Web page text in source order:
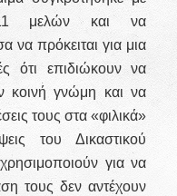
11 μελών και να
να πρόκειται για μια
ότι επιδιώκουν να
κοινή γνώμη και να
τους στα «φιλικά»
του Δικαστικού
για να
τους δεν αντέχουν